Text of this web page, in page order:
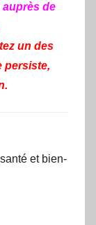
de
un des
persiste,
et bien-